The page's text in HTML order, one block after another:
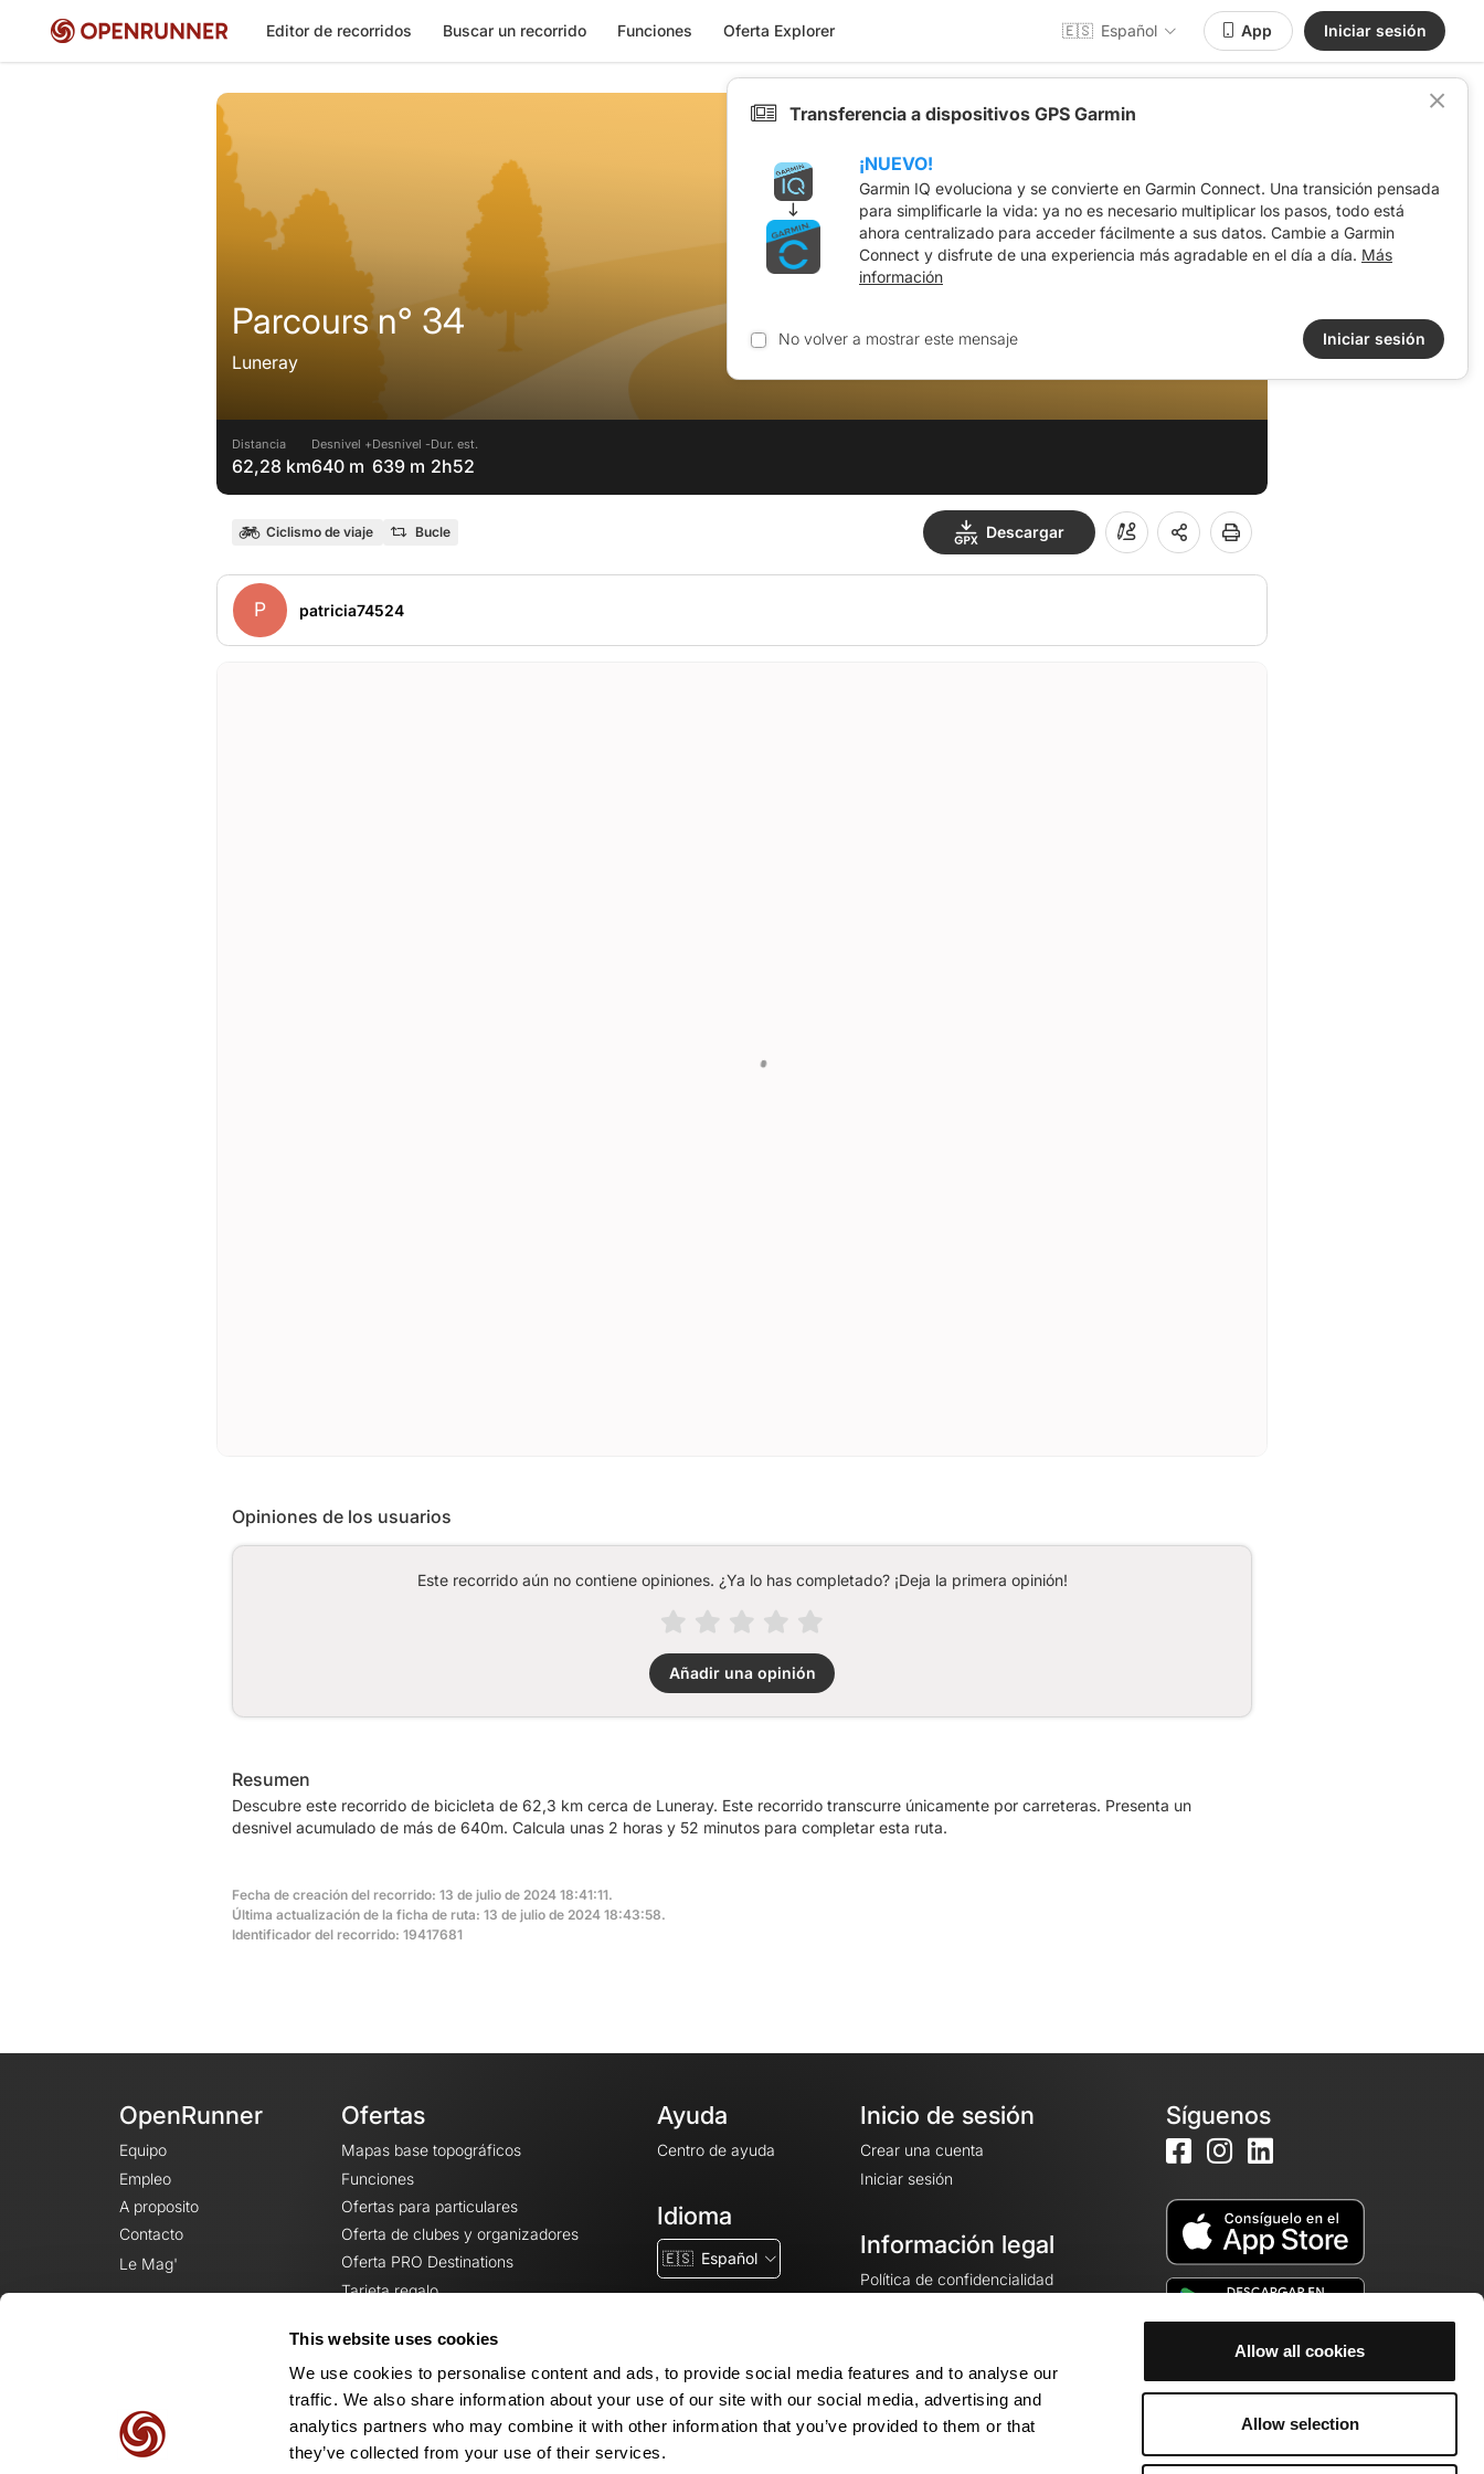
This website uses cookies
We use cookies to personalise content and ads, to provide social media features and to analyse our
traffic. We also share information about your use of our site with our social media, advertising and
analytics partners who may combine it with other information that you’ve provided to them or that
they’ve collected from your use of their services.
Allow all cookies
Allow selection
Editor de recorridos Buscar un recorrido Funciones Oferta Explorer 🇪🇸 Español App Iniciar sesión
Parcours n° 34
Luneray
Distancia
62,28 km
Desnivel +
640 m
Desnivel -
639 m
Dur. est.
2h52
Ciclismo de viaje Bucle Descargar
P patricia74524
Opiniones de los usuarios
Este recorrido aún no contiene opiniones. ¿Ya lo has completado? ¡Deja la primera opinión!
Añadir una opinión
Resumen
Descubre este recorrido de bicicleta de 62,3 km cerca de Luneray. Este recorrido transcurre únicamente por carreteras. Presenta un
desnivel acumulado de más de 640m. Calcula unas 2 horas y 52 minutos para completar esta ruta.
Fecha de creación del recorrido: 13 de julio de 2024 18:41:11.
Última actualización de la ficha de ruta: 13 de julio de 2024 18:43:58.
Identificador del recorrido: 19417681
OpenRunner
Equipo
Empleo
A proposito
Contacto
Le Mag'
Ofertas
Mapas base topográficos
Funciones
Ofertas para particulares
Oferta de clubes y organizadores
Oferta PRO Destinations
Tarjeta regalo
Ayuda
Centro de ayuda
Idioma
🇪🇸 Español
Inicio de sesión
Crear una cuenta
Iniciar sesión
Información legal
Política de confidencialidad
Avisos legales
Configuración de cookies
Síguenos
Transferencia a dispositivos GPS Garmin
¡NUEVO!
Garmin IQ evoluciona y se convierte en Garmin Connect. Una transición pensada
para simplificarle la vida: ya no es necesario multiplicar los pasos, todo está
ahora centralizado para acceder fácilmente a sus datos. Cambie a Garmin
Connect y disfrute de una experiencia más agradable en el día a día. Más
información
No volver a mostrar este mensaje Iniciar sesión